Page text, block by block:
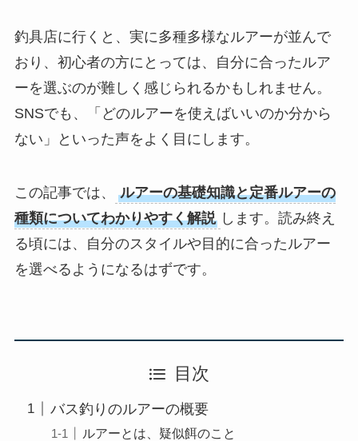
釣具店に行くと、実に多種多様なルアーが並んで
おり、初心者の方にとっては、自分に合ったルア
ーを選ぶのが難しく感じられるかもしれません。
SNSでも、「どのルアーを使えばいいのか分から
ない」といった声をよく目にします。
この記事では、
ルアーの基礎知識と定番ルアーの
種類についてわかりやすく解説 します。読み終え
る頃には、自分のスタイルや目的に合ったルアー
を選べるようになるはずです。
目次
バス釣りのルアーの概要
ルアーとは、疑似餌のこと